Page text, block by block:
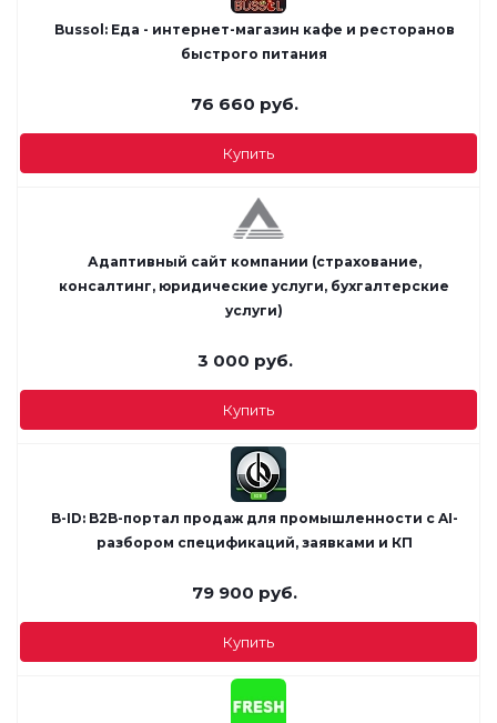
Bussol: Еда - интернет-магазин кафе и ресторанов
быстрого питания
76 660 руб.
Купить
Адаптивный сайт компании (страхование,
консалтинг, юридические услуги, бухгалтерские
услуги)
3 000 руб.
Купить
B-ID: B2B-портал продаж для промышленности с AI-
разбором спецификаций, заявками и КП
79 900 руб.
Купить